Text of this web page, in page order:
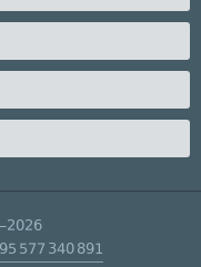
577 340 891